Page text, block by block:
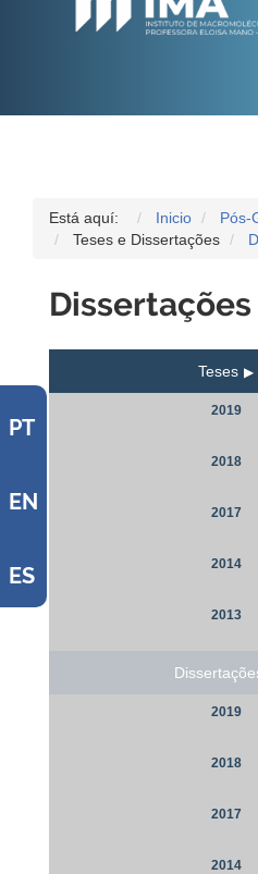
PT
EN
ES
Está aquí: Inicio
Pós-
Teses e Dissertações
Dissertações
Teses
2019
2018
2017
2014
2013
2019
2018
2017
2014